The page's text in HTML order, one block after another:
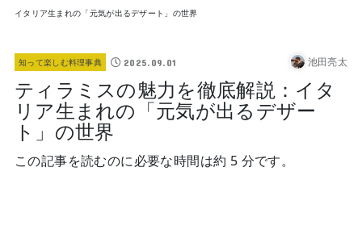
イタリア生まれの「元気が出るデザート」の世界
知って楽しむ料理事典 2025.09.01 池田亮太
ティラミスの魅力を徹底解説：イタ
リア生まれの「元気が出るデザー
ト」の世界
この記事を読むのに必要な時間は約 5 分です。